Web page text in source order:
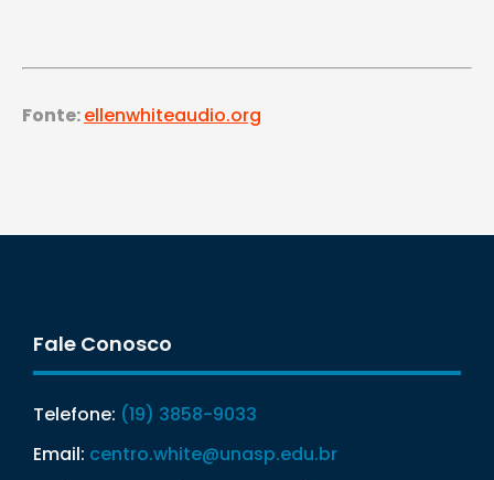
Fonte:ellenwhiteaudio.org
Fale Conosco
Telefone: (19) 3858-9033
Email: centro.white@unasp.edu.br